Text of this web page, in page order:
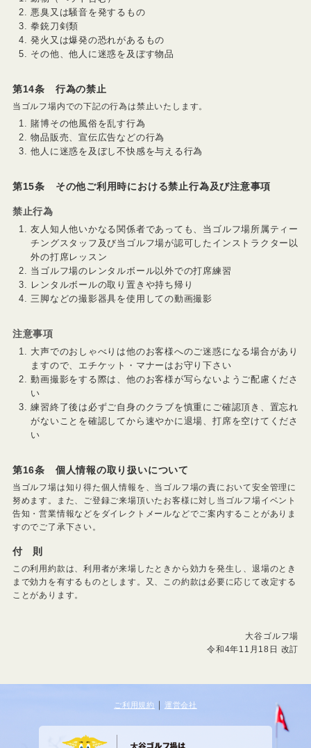
悪臭又は騒音を発するもの
拳銃刀剣類
発火又は爆発の恐れがあるもの
その他、他人に迷惑を及ぼす物品
第14条 行為の禁止
当ゴルフ場内での下記の行為は禁止いたします。
賭博その他風俗を乱す行為
物品販売、宣伝広告などの行為
他人に迷惑を及ぼし不快感を与える行為
第15条 その他ご利用時における禁止行為及び注意事項
禁止行為
友人知人他いかなる関係者であっても、当ゴルフ場所属ティー
チングスタッフ及び当ゴルフ場が認可したインストラクター以
外の打席レッスン
当ゴルフ場のレンタルボール以外での打席練習
レンタルボールの取り置きや持ち帰り
三脚などの撮影器具を使用しての動画撮影
注意事項
大声でのおしゃべりは他のお客様へのご迷惑になる場合があり
ますので、エチケット・マナーはお守り下さい
動画撮影をする際は、他のお客様が写らないようご配慮くださ
い
練習終了後は必ずご自身のクラブを慎重にご確認頂き、置忘れ
がないことを確認してから速やかに退場、打席を空けてくださ
い
第16条 個人情報の取り扱いについて
当ゴルフ場は知り得た個人情報を、当ゴルフ場の責において安全管理に
努めます。また、ご登録ご来場頂いたお客様に対し当ゴルフ場イベント
告知・営業情報などをダイレクトメールなどでご案内することがありま
すのでご了承下さい。
付 則
この利用約款は、利用者が来場したときから効力を発生し、退場のとき
まで効力を有するものとします。又、この約款は必要に応じて改定する
ことがあります。
大谷ゴルフ場
令和4年11月18日 改訂
ご利用規約 ｜ 運営会社